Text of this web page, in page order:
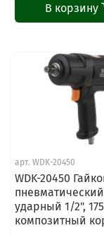
В корзину
арт. WDK-20450
WDK-20450
пневматический
ударный 1/2",
композитный
online
Наши